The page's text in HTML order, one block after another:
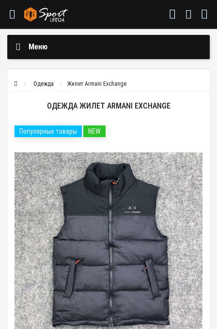
Меню
Одежда Жилет Armani Exchange
ОДЕЖДА ЖИЛЕТ ARMANI EXCHANGE
Популярные товары NEW